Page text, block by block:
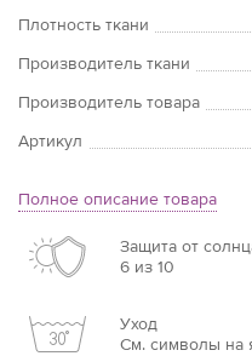
Плотность ткани
Производитель ткани
Производитель товара
Артикул
Полное описание товара
Защита от
6 из 10
Уход
См. символы на